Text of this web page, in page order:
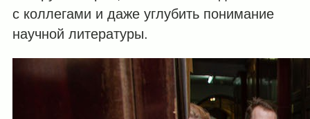
с коллегами и даже углубить понимание
научной литературы.